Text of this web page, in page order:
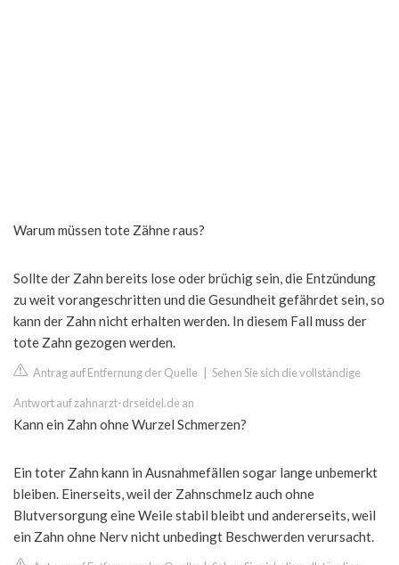
Warum müssen tote Zähne raus?
Sollte der Zahn bereits lose oder brüchig sein, die Entzündung
zu weit vorangeschritten und die Gesundheit gefährdet sein, so
kann der Zahn nicht erhalten werden. In diesem Fall muss der
tote Zahn gezogen werden.
Antrag auf Entfernung der Quelle Sehen Sie sich die vollständige
Antwort auf zahnarzt-drseidel.de an
Kann ein Zahn ohne Wurzel Schmerzen?
Ein toter Zahn kann in Ausnahmefällen sogar lange unbemerkt
bleiben. Einerseits, weil der Zahnschmelz auch ohne
Blutversorgung eine Weile stabil bleibt und andererseits, weil
ein Zahn ohne Nerv nicht unbedingt Beschwerden verursacht.